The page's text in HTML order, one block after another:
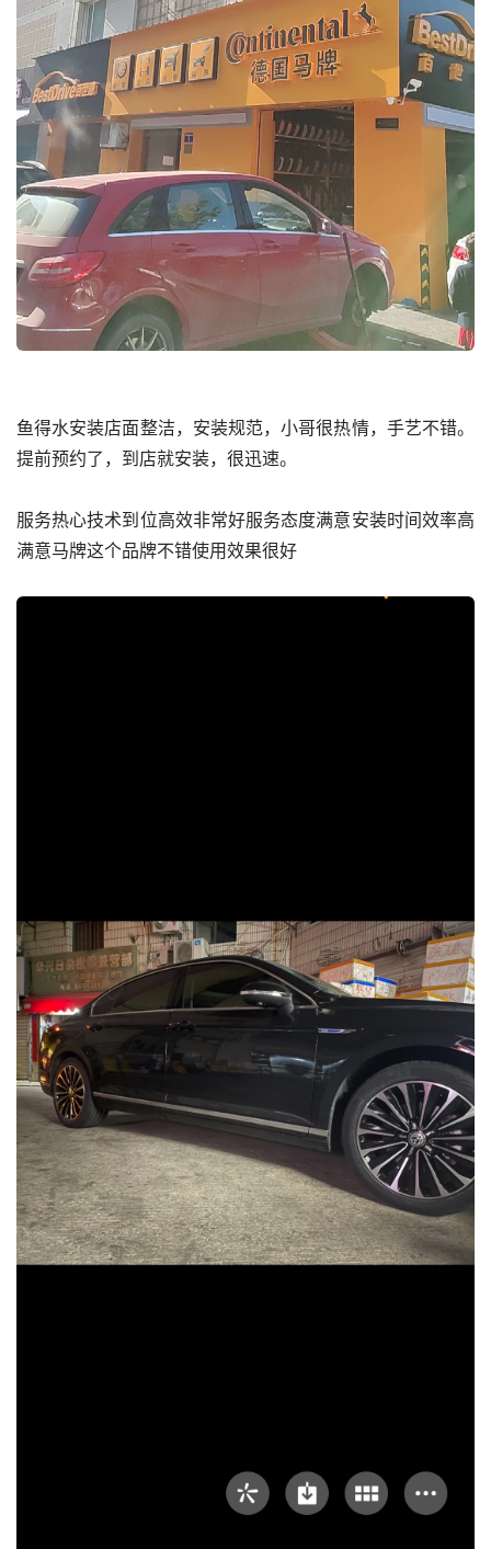
鱼得水安装店面整洁，安装规范，小哥很热情，手艺不错。
提前预约了，到店就安装，很迅速。
服务热心技术到位高效非常好服务态度满意安装时间效率高
满意马牌这个品牌不错使用效果很好